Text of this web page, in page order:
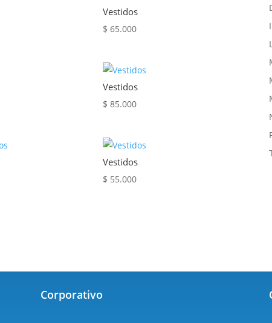
Vestidos
$ 65.000
Vestidos
$ 85.000
Vestidos
$ 55.000
Corporativo